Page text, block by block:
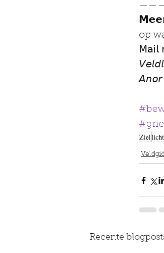
op
𝘈𝘯𝘰𝘳
Ziellicht
Recente